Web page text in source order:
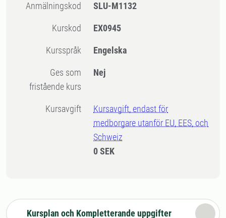
Anmälningskod SLU-M1132
Kurskod EX0945
Kursspråk Engelska
Ges som
fristående kurs
Nej
Kursavgift
Kursavgift, endast för
medborgare utanför EU, EES, och
Schweiz
0 SEK
Kursplan och Kompletterande uppgifter